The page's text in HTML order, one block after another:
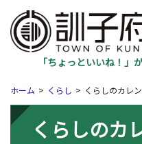
「ちょっといいね！」
ホーム くらし くらしのカレ
くらしのカ